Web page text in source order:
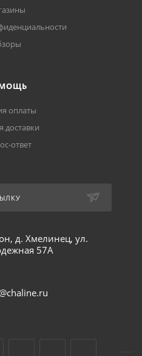
оплаты
доставки
ответ
д. Хмелинец, ул.
57А